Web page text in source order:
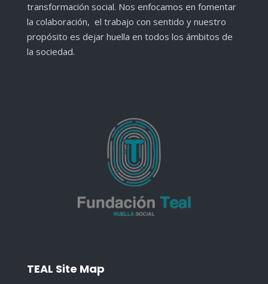
transformación social. Nos enfocamos en fomentar
la colaboración, el trabajo con sentido y nuestro
propósito es dejar huella en todos los ámbitos de
la sociedad.
TEAL Site Map